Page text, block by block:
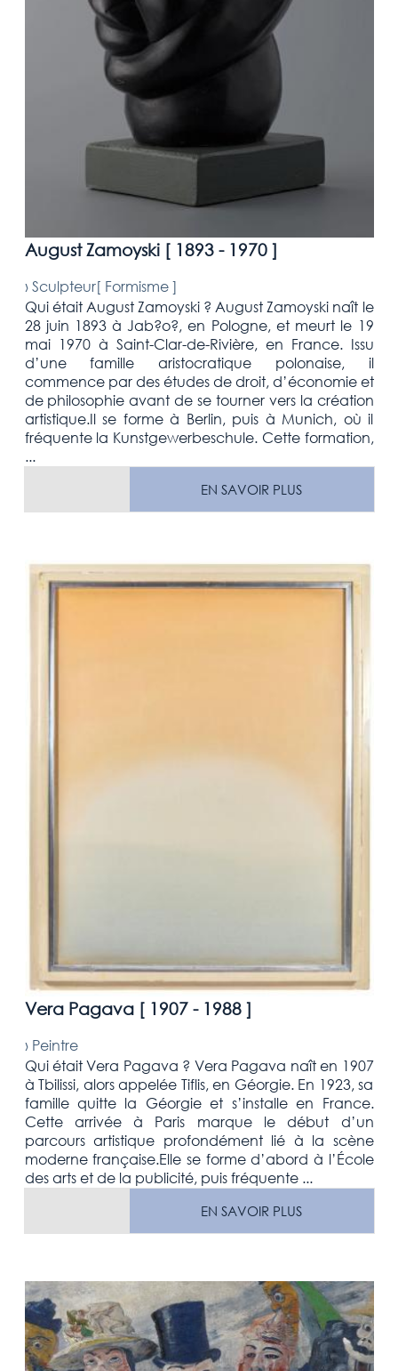
August Zamoyski [ 1893 - 1970]
›Sculpteur[ Formisme]
Qui était August Zamoyski ? August Zamoyski naît le
28 juin 1893 à Jab?o?, en Pologne, et meurt le 19
mai 1970 à Saint-Clar-de-Rivière, en France. Issu
d’une famille aristocratique polonaise, il
commence par des études de droit, d’économie et
de philosophie avant de se tourner vers la création
artistique.Il se forme à Berlin, puis à Munich, où il
fréquente la Kunstgewerbeschule. Cette formation,
...
EN SAVOIR PLUS
Vera Pagava [ 1907 - 1988]
› Peintre
Qui était Vera Pagava ? Vera Pagava naît en 1907
à Tbilissi, alors appelée Tiflis, en Géorgie. En 1923, sa
famille quitte la Géorgie et s’installe en France.
Cette arrivée à Paris marque le début d’un
parcours artistique profondément lié à la scène
moderne française.Elle se forme d’abord à l’École
des arts et de la publicité, puis fréquente ...
EN SAVOIR PLUS